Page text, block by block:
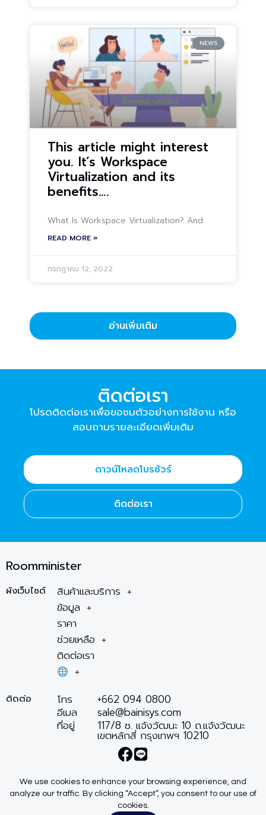
NEWS
This article might interest
you. It’s Workspace
Virtualization and its
benefits….
What Is Workspace Virtualization? And
READ MORE »
กรกฎาคม 12, 2022
อ่านเพิ่มเติม
ติดต่อเรา
โปรดติดต่อเราเพื่อขอชมตัวอย่างการใช้งาน หรือ
สอบถามรายละเอียดเพิ่มเติม
ดาวน์โหลดโบรชัวร์
ติดต่อเรา
Roomminister
ผังเว็บไซต์
สินค้าและบริการ
ข้อมูล
ราคา
ช่วยเหลือ
ติดต่อเรา
ติดต่อ
โทร
อีเมล
ที่อยู่
+662 094 0800
sale@bainisys.com
117/8 ซ. แจ้งวัฒนะ 10 ถ.แจ้งวัฒนะ
เขตหลักสี่ กรุงเทพฯ 10210
Privacy Policy Terms of Service
Copyright © 2026 Bainisys Co., Ltd
We use cookies to enhance your browsing experience, and
analyze our traffic. By clicking “Accept”, you consent to our use of
cookies.